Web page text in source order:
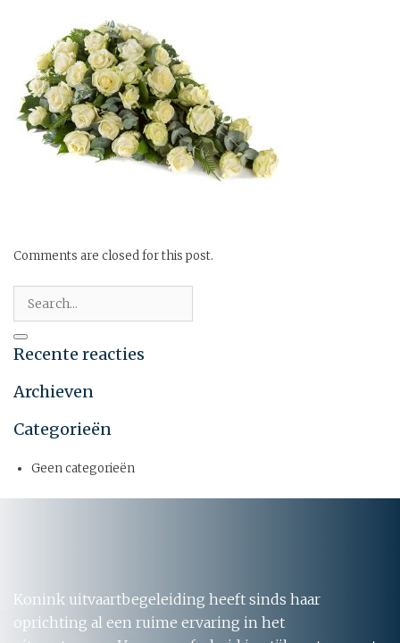
Comments are closed for this post.
Recente reacties
Archieven
Categorieën
Geen categorieën
Konink uitvaartbegeleiding heeft sinds haar
oprichting al een ruime ervaring in het